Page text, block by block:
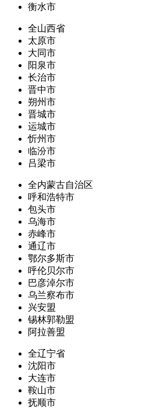
衡水市
全山西省
太原市
大同市
阳泉市
长治市
晋中市
朔州市
晋城市
运城市
忻州市
临汾市
吕梁市
全内蒙古自治区
呼和浩特市
包头市
乌海市
赤峰市
通辽市
鄂尔多斯市
呼伦贝尔市
巴彦淖尔市
乌兰察布市
兴安盟
锡林郭勒盟
阿拉善盟
全辽宁省
沈阳市
大连市
鞍山市
抚顺市